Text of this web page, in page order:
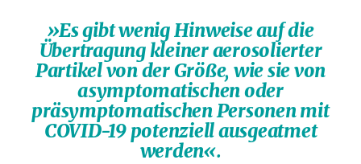
»Es gibt wenig Hinweise auf die
Übertragung kleiner aerosolierter
Partikel von der Größe, wie sie von
asymptomatischen oder
präsymptomatischen Personen mit
COVID-19 potenziell ausgeatmet
werden«.